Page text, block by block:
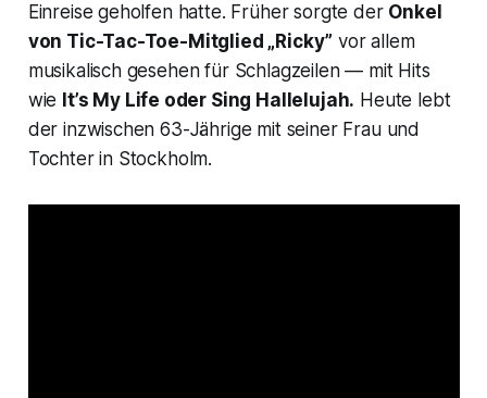
Einreise geholfen hatte. Früher sorgte der Onkel
von Tic-Tac-Toe-Mitglied „Ricky” vor allem
musikalisch gesehen für Schlagzeilen — mit Hits
wie It’s My Life oder Sing Hallelujah. Heute lebt
der inzwischen 63-Jährige mit seiner Frau und
Tochter in Stockholm.